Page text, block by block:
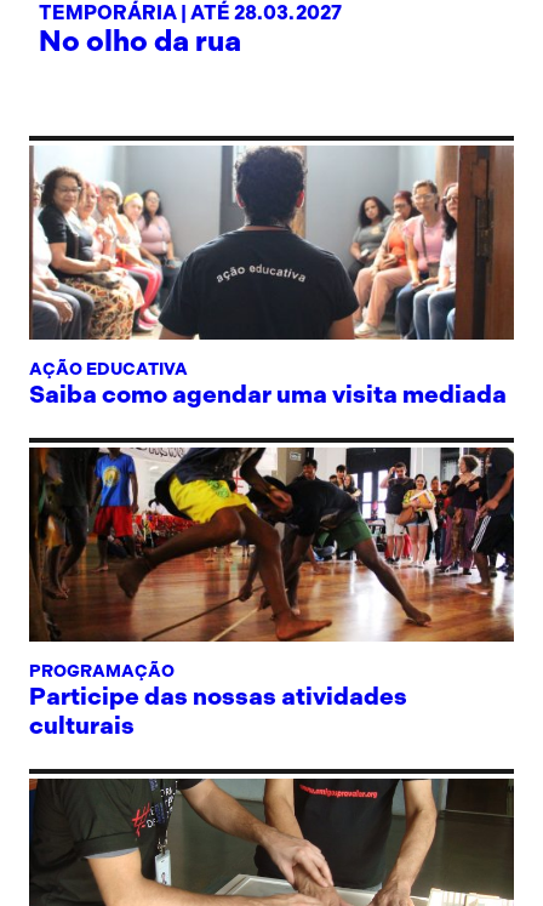
TEMPORÁRIA | ATÉ 28.03.2027
No olho da rua
AÇÃO EDUCATIVA
Saiba como agendar uma visita mediada
PROGRAMAÇÃO
Participe das nossas atividades
culturais